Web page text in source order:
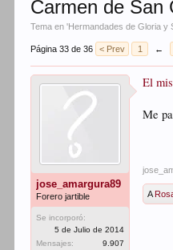
Carmen de San
Tema en 'Hermandades de Gloria y
Página 33 de 36 < Prev 1 ←
jose_amargura89
Forero jartible
Se incorporó:
5 de Julio de 2014
Mensajes:
9.907
El
Me
A